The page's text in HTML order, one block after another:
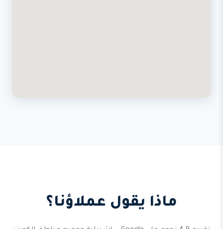
ماذا يقول عملاؤنا؟